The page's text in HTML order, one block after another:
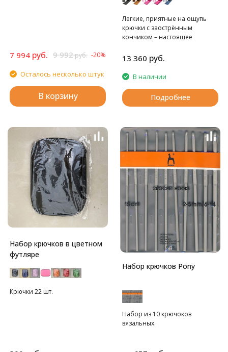
7 994 руб. 9 992руб. -20%
Осталось несколько штук
В корзину
Легкие, приятные на ощупь
крючки с заострённым
кончиком – настоящее
Изготавливаются из
экологического материала – из
березы твёрдых пород.
Каждый инструмент
вырезается из цельного
дерева. Гладкая поверхность
конце крючок имеет
металлический наконечник с
выгравированным размером.
Удобно лежит в руке.
В наборе 10 крючков: 3.50,
3.75, 4.00, 4.50, 5.00, 5.50, 6.00,
6.50, 8.00, 9.00 мм.
13 360 руб.
В наличии
Подробнее
Набор крючков в цветном
футляре
Крючки 22 шт.
Набор крючков Pony
Набор из 10 крючоков
вязальных.